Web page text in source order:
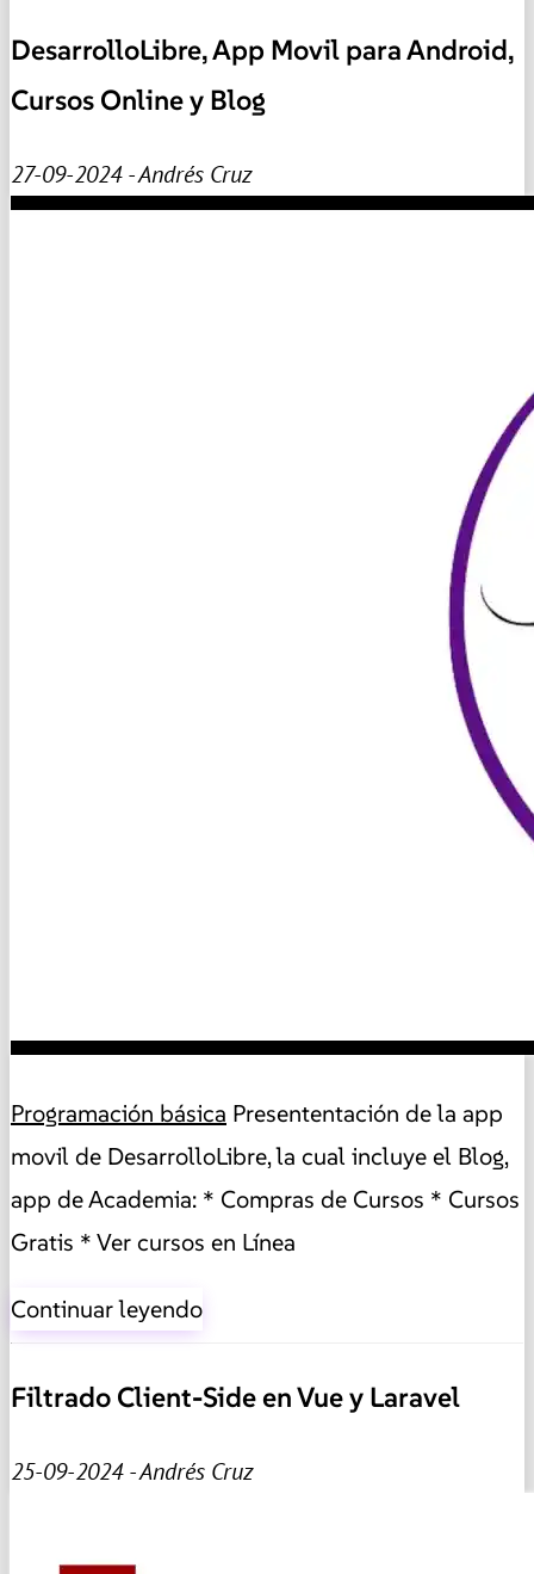
DesarrolloLibre, App Movil para Android,
Cursos Online y Blog
27-09-2024 - Andrés Cruz
Programación básica Presententación de la app
movil de DesarrolloLibre, la cual incluye el Blog,
app de Academia: * Compras de Cursos * Cursos
Gratis * Ver cursos en Línea
Continuar leyendo
Filtrado Client-Side en Vue y Laravel
25-09-2024 - Andrés Cruz